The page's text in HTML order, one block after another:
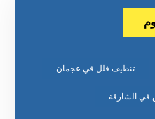
تنظيف فلل في عجمان
الشارقة